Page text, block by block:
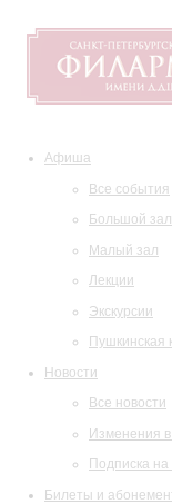
Афиша
Все события
Большой зал
Малый зал
Лекции
Экскурсии
Пушкинская
Новости
Все новости
Изменения
Подписка на
Билеты и